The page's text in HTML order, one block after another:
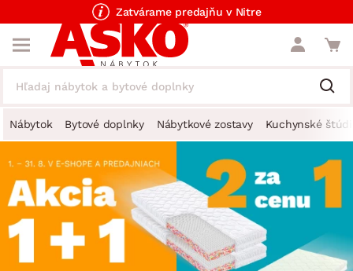
Zatvárame predajňu v Nitre
Nábytok Bytové doplnky Nábytkové zostavy Kuchynské